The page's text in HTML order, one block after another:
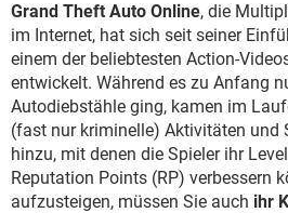
FACEBOOK
WHATSAPP
FACEBOOK
ANDROID IOS
WINDOWS 10
WHATSAPP
FACEBOOK
SPIELE
ANDROID
WINDOWS 10
WHATSAPP
FACEBOOK
Grand Theft Auto Online, die
im Internet, hat sich seit seiner
einem der beliebtesten Action-
entwickelt. Während es zu Anfang
Autodiebstähle ging, kamen im
(fast nur kriminelle) Aktivitäten und
hinzu, mit denen die Spieler ihr
Reputation Points (RP) verbessern
aufzusteigen, müssen Sie auch ihr